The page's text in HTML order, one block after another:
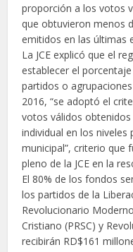
proporción a los votos
que obtuvieron menos
emitidos en las últimas
La JCE explicó que el
establecer el
partidos o
2016, “se adoptó el
votos válidos
individual en los niveles
municipal”, criterio que
pleno de la JCE en la
El 80% de los fondos
los partidos de la
Revolucionario
Cristiano (PRSC) y
recibirán RD$161